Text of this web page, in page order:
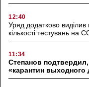
12:40
Уряд додатково
кількості тестувань на
11:34
Степанов
«карантин выходного